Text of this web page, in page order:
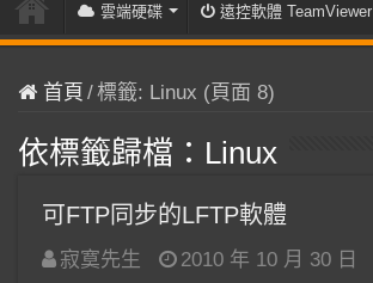
雲端硬碟 遠控軟體 TeamViewer
首頁 /標籤: Linux (頁面 8)
依標籤歸檔： Linux
可FTP同步的LFTP軟體
寂寞先生 2010 年 10 月 30 日